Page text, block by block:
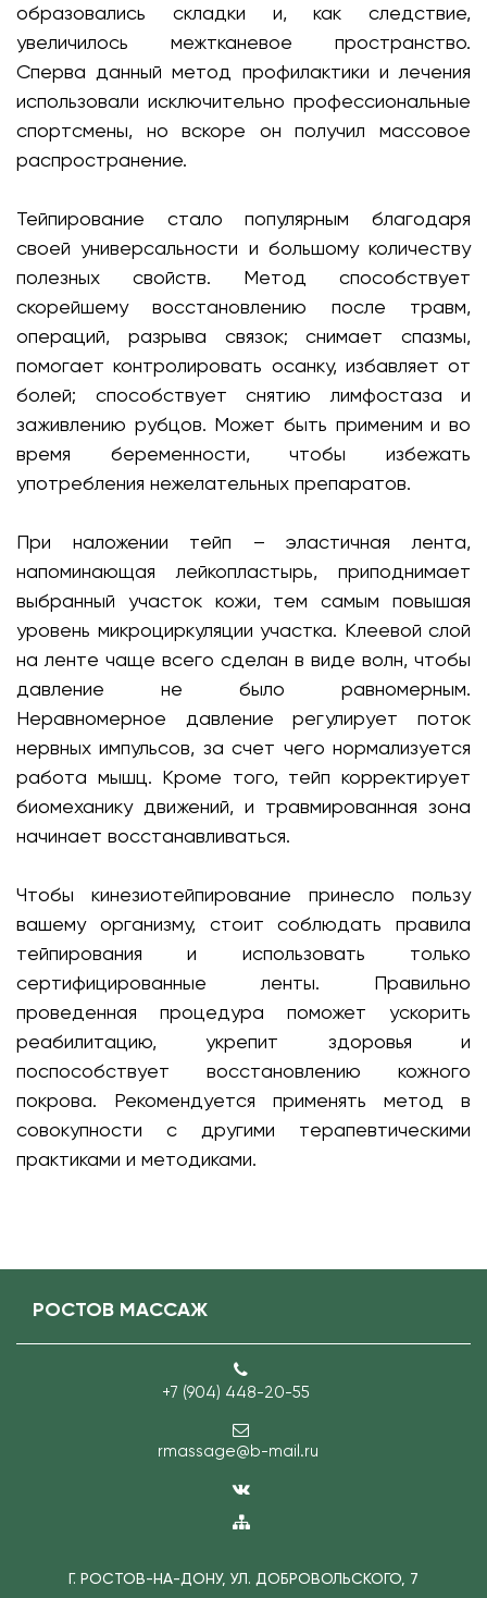
образовались складки и, как следствие,
увеличилось межтканевое пространство.
Сперва данный метод профилактики и лечения
использовали исключительно профессиональные
спортсмены, но вскоре он получил массовое
распространение.
Тейпирование стало популярным благодаря
своей универсальности и большому количеству
полезных свойств. Метод способствует
скорейшему восстановлению после травм,
операций, разрыва связок; снимает спазмы,
помогает контролировать осанку, избавляет от
болей; способствует снятию лимфостаза и
заживлению рубцов. Может быть применим и во
время беременности, чтобы избежать
употребления нежелательных препаратов.
При наложении тейп – эластичная лента,
напоминающая лейкопластырь, приподнимает
выбранный участок кожи, тем самым повышая
уровень микроциркуляции участка. Клеевой слой
на ленте чаще всего сделан в виде волн, чтобы
давление не было равномерным.
Неравномерное давление регулирует поток
нервных импульсов, за счет чего нормализуется
работа мышц. Кроме того, тейп корректирует
биомеханику движений, и травмированная зона
начинает восстанавливаться.
Чтобы кинезиотейпирование принесло пользу
вашему организму, стоит соблюдать правила
тейпирования и использовать только
сертифицированные ленты. Правильно
проведенная процедура поможет ускорить
реабилитацию, укрепит здоровья и
поспособствует восстановлению кожного
покрова. Рекомендуется применять метод в
совокупности с другими терапевтическими
практиками и методиками.
РОСТОВ МАССАЖ
+7 (904) 448-20-55
rmassage@b-mail.ru
Г. РОСТОВ-НА-ДОНУ, УЛ. ДОБРОВОЛЬСКОГО, 7